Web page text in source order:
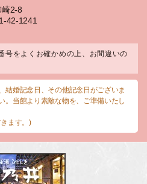
2-8
42-1241
号をよくお確かめの上、お間違いの
結婚記念日、その他記念日がございま
。当館より素敵な物を、ご準備いたし
ます。)